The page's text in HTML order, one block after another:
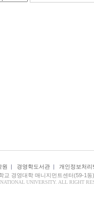
원 | 경영학도서관 | 개인정보처리
교 경영대학 매니지먼트센터(59-1
UNIVERSITY. ALL RIGHT